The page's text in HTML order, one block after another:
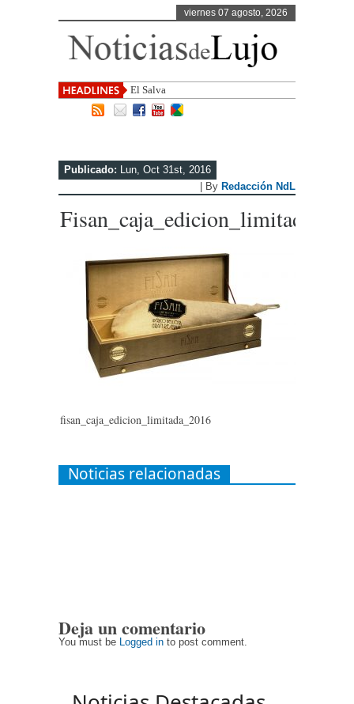
viernes 07 agosto, 2026
El Salvador, uno de los destino
Publicado: Lun, Oct 31st, 2016
| By Redacción NdL
fisan_caja_edicion_limitada_2016
Noticias relacionadas
Deja un comentario
You must be Logged in to post comment.